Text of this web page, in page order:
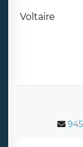
Voltaire